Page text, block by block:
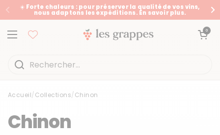
Passer au contenu
Précédent
☀️ Forte chaleurs : pour préserver la qualité de vos vins,
nous adaptons les expéditions. En savoir plus.
Ouvrir le menu
Ouvrir le panier
0
Accueil
Accueil/Collections/Chinon
Chinon